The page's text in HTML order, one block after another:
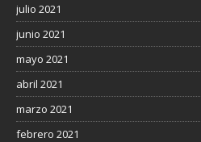
julio 2021
junio 2021
mayo 2021
abril 2021
marzo 2021
febrero 2021